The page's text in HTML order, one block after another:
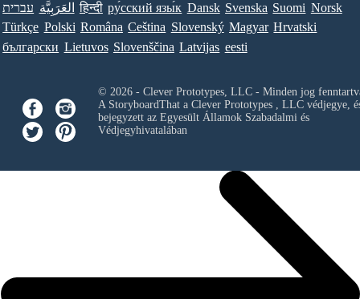
עברית العَرَبِيَّة हिन्दी ру́сский язы́к Dansk Svenska Suomi Norsk
Türkçe Polski Româna Ceština Slovenský Magyar Hrvatski
български Lietuvos Slovenščina Latvijas eesti
© 2026 - Clever Prototypes, LLC - Minden jog
A StoryboardThat a Clever Prototypes , LLCvédjegye,
bejegyzett az Egyesült Államok Szabadalmi és
Védjegyhivatalában